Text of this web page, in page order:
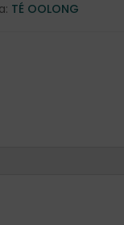
TÉ OOLONG